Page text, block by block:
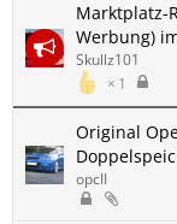
Marktplatz-
Werbung)
1
Skullz101
Original
opcII